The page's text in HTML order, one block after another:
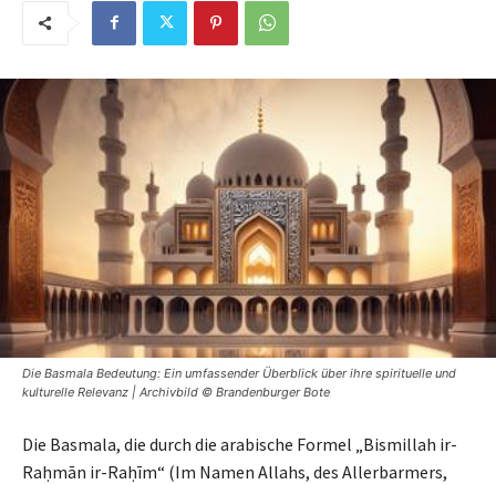
Die Basmala Bedeutung: Ein umfassender Überblick über ihre spirituelle und
kulturelle Relevanz | Archivbild © Brandenburger Bote
Die Basmala, die durch die arabische Formel „Bismillah ir-
Raḥmān ir-Raḥīm“ (Im Namen Allahs, des Allerbarmers,